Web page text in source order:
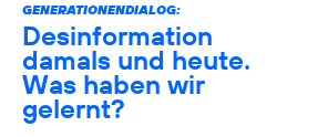
GENERATIONENDIALOG:
Desinformation
damals und heute.
Was haben wir
gelernt?